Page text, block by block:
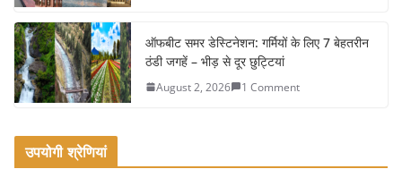
ऑफबीट समर डेस्टिनेशन: गर्मियों के लिए 7 बेहतरीन
ठंडी जगहें – भीड़ से दूर छुट्टियां
August 2, 2026 1 Comment
उपयोगी श्रेणियां